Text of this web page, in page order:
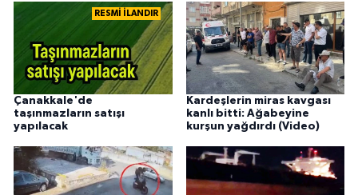
RESMİ İLANDIR
Çanakkale'de
taşınmazların satışı
yapılacak
Kardeşlerin miras kavgası
kanlı bitti: Ağabeyine
kurşun yağdırdı (Video)